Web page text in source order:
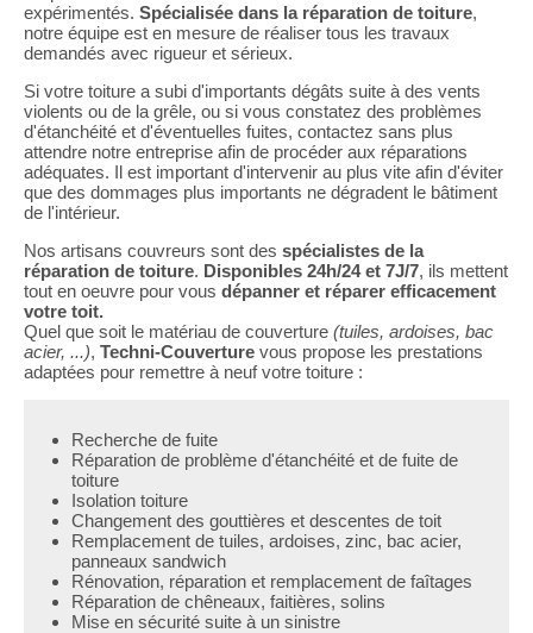
expérimentés. Spécialisée dans la réparation de toiture,
notre équipe est en mesure de réaliser tous les travaux
demandés avec rigueur et sérieux.
Si votre toiture a subi d'importants dégâts suite à des vents
violents ou de la grêle, ou si vous constatez des problèmes
d'étanchéité et d'éventuelles fuites, contactez sans plus
attendre notre entreprise afin de procéder aux réparations
adéquates. Il est important d'intervenir au plus vite afin d'éviter
que des dommages plus importants ne dégradent le bâtiment
de l'intérieur.
Nos artisans couvreurs sont des spécialistes de la
réparation de toiture. Disponibles 24h/24 et 7J/7, ils mettent
tout en oeuvre pour vous dépanner et réparer efficacement
votre toit.
Quel que soit le matériau de couverture (tuiles, ardoises, bac
acier, ...), Techni-Couverture vous propose les prestations
adaptées pour remettre à neuf votre toiture :
Recherche de fuite
Réparation de problème d'étanchéité et de fuite de
toiture
Isolation toiture
Changement des gouttières et descentes de toit
Remplacement de tuiles, ardoises, zinc, bac acier,
panneaux sandwich
Rénovation, réparation et remplacement de faîtages
Réparation de chêneaux, faitières, solins
Mise en sécurité suite à un sinistre